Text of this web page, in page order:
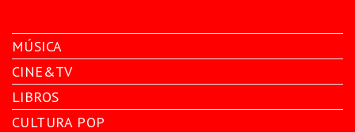
MÚSICA
CINE&TV
LIBROS
CULTURA POP